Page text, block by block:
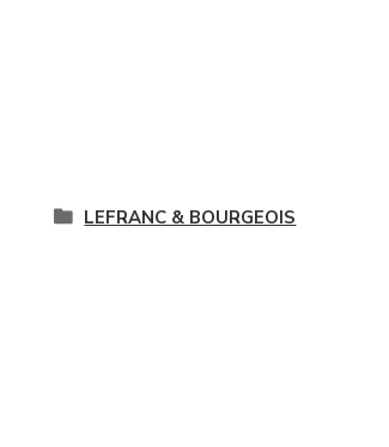
LEFRANC & BOURGEOIS